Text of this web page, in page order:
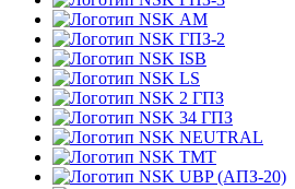
АМ
ГПЗ-2
ISB
LS
2 ГПЗ
34 ГПЗ
NEUTRAL
TMT
UBP (АПЗ-20)